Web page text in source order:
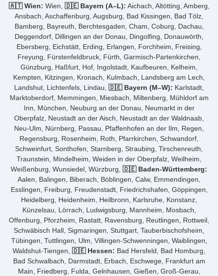
🇦🇹 Wien: Wien, 🇩🇪 Bayern (A–L): Aichach, Altötting, Amberg,
Ansbach, Aschaffenburg, Augsburg, Bad Kissingen, Bad Tölz,
Bamberg, Bayreuth, Berchtesgaden, Cham, Coburg, Dachau,
Deggendorf, Dillingen an der Donau, Dingolfing, Donauwörth,
Ebersberg, Eichstätt, Erding, Erlangen, Forchheim, Freising,
Freyung, Fürstenfeldbruck, Fürth, Garmisch-Partenkirchen,
Günzburg, Haßfurt, Hof, Ingolstadt, Kaufbeuren, Kelheim,
Kempten, Kitzingen, Kronach, Kulmbach, Landsberg am Lech,
Landshut, Lichtenfels, Lindau, 🇩🇪 Bayern (M–W): Karlstadt,
Marktoberdorf, Memmingen, Miesbach, Miltenberg, Mühldorf am
Inn, München, Neuburg an der Donau, Neumarkt in der
Oberpfalz, Neustadt an der Aisch, Neustadt an der Waldnaab,
Neu-Ulm, Nürnberg, Passau, Pfaffenhofen an der Ilm, Regen,
Regensburg, Rosenheim, Roth, Pfarrkirchen, Schwandorf,
Schweinfurt, Sonthofen, Starnberg, Straubing, Tirschenreuth,
Traunstein, Mindelheim, Weiden in der Oberpfalz, Weilheim,
Weißenburg, Wunsiedel, Würzburg, 🇩🇪 Baden-Württemberg:
Aalen, Balingen, Biberach, Böblingen, Calw, Emmendingen,
Esslingen, Freiburg, Freudenstadt, Friedrichshafen, Göppingen,
Heidelberg, Heidenheim, Heilbronn, Karlsruhe, Konstanz,
Künzelsau, Lörrach, Ludwigsburg, Mannheim, Mosbach,
Offenburg, Pforzheim, Rastatt, Ravensburg, Reutlingen, Rottweil,
Schwäbisch Hall, Sigmaringen, Stuttgart, Tauberbischofsheim,
Tübingen, Tuttlingen, Ulm, Villingen-Schwenningen, Waiblingen,
Waldshut-Tiengen, 🇩🇪 Hessen: Bad Hersfeld, Bad Homburg,
Bad Schwalbach, Darmstadt, Erbach, Eschwege, Frankfurt am
Main, Friedberg, Fulda, Gelnhausen, Gießen, Groß-Gerau,